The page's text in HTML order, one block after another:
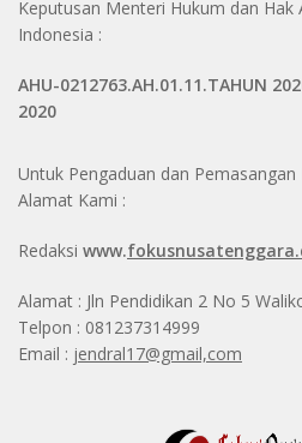
Keputusan Menteri Hukum dan Hak
Indonesia :
AHU-0212763.AH.01.11.TAHUN
2020
Untuk Pengaduan dan Pemasangan
Alamat Kami :
Redaksi www.
Alamat : Jln Pendidikan 2 No 5
Telpon : 081237314999
Email : jendral17@gmail,com